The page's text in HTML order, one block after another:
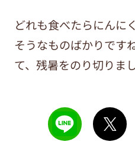
どれも食べたらにんに
そうなものばかりで
て、残暑をのり切りま